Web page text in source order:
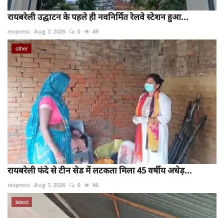
रायबरेली उद्घाटन के पहले ही नवनिर्मित रेलवे स्टेशन हुआ...
rexpress Aug 7, 2026 0 49
other
रायबरेली फंदे से टीन सेड में लटकता मिला 45 वर्षीय अधेड़...
rexpress Aug 7, 2026 0 46
latest